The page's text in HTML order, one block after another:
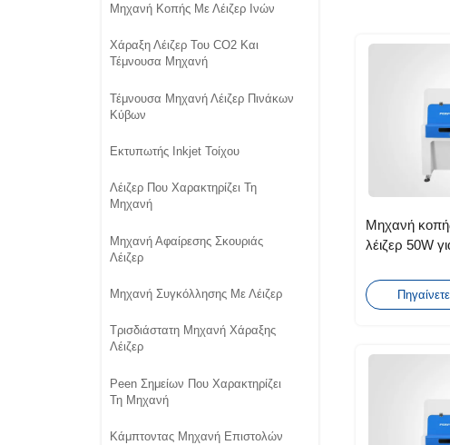
Μηχανή Κοπής Με Λέιζερ Ινών
Χάραξη Λέιζερ Του CO2 Και
Τέμνουσα Μηχανή
Τέμνουσα Μηχανή Λέιζερ Πινάκων
Κύβων
Εκτυπωτής Inkjet Τοίχου
Λέιζερ Που Χαρακτηρίζει Τη
Μηχανή
Μηχανή Αφαίρεσης Σκουριάς
Λέιζερ
Μηχανή Συγκόλλησης Με Λέιζερ
Τρισδιάστατη Μηχανή Χάραξης
Λέιζερ
Peen Σημείων Που Χαρακτηρίζει
Τη Μηχανή
Κάμπτοντας Μηχανή Επιστολών
Μηχανή
λέιζερ 50W